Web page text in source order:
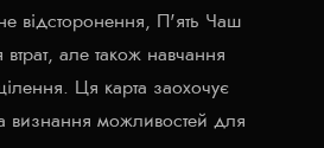
відсторонення, П'ять Чаш
втрат, але також навчання
Ця карта заохочує
визнання можливостей для